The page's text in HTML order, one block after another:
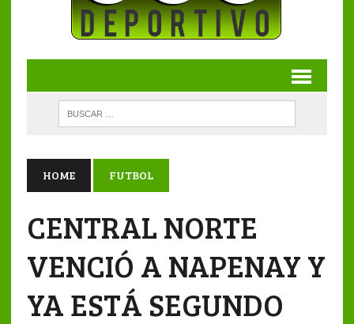
HOME FUTBOL
CENTRAL NORTE
VENCIÓ A NAPENAY Y
YA ESTÁ SEGUNDO